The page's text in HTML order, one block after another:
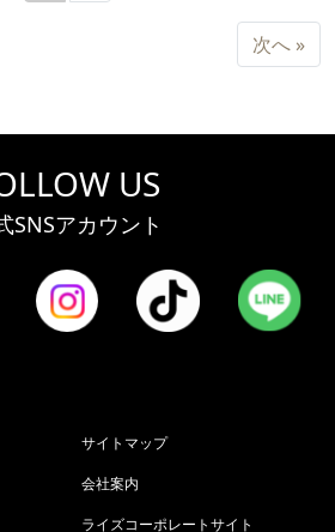
次へ »次
US
SNSアカウント
サイトマップ
会社案内
ライズコーポレートサイト